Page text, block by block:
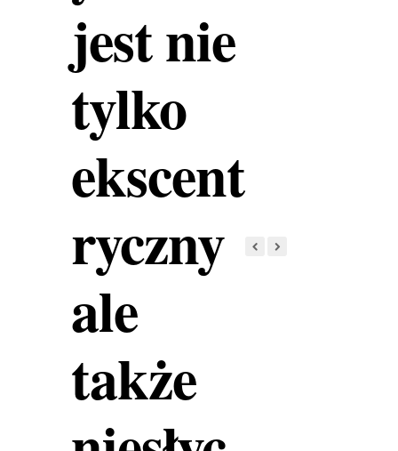
jest nie
tylko
ekscent
ryczny
ale
także